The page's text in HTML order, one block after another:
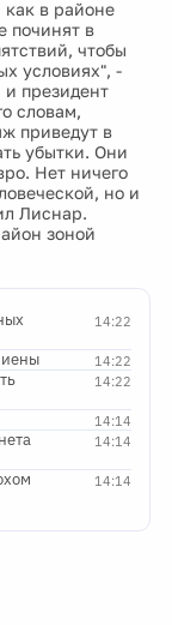
как в районе
починят в
чтобы
условиях", -
президент
словам,
приведут в
убытки. Они
Нет ничего
но и
Лиснар.
зоной
14:22
14:22
иены
14:22
14:14
14:14
14:14